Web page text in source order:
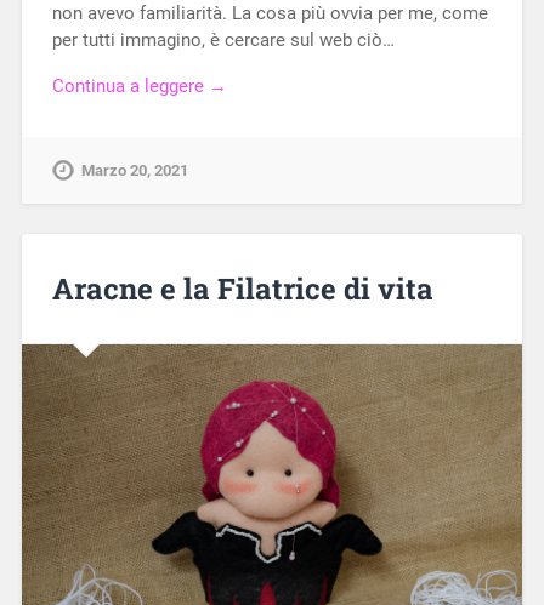
non avevo familiarità. La cosa più ovvia per me, come
per tutti immagino, è cercare sul web ciò…
Continua a leggere →
Marzo 20, 2021
Aracne e la Filatrice di vita